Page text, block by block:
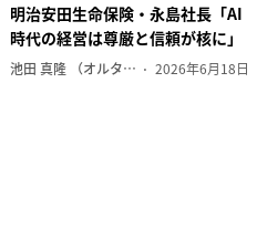
明治安田生命保険・永島社長「AI
時代の経営は尊厳と信頼が核に」
池田 真隆 （オルタナ輪番編集長） 2026年6月18日